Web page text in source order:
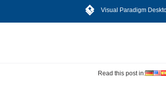
Visual Paradigm
Read this post in: